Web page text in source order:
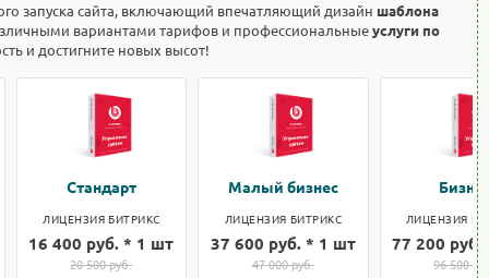
запуска сайта, включающий впечатляющий дизайн шаблона
вариантами тарифов и профессиональныеуслуги по
и достигните новых высот!
Стандарт
ЛИЦЕНЗИЯ БИТРИКС
16 400 руб. * 1 шт
20 500 руб.
Малый бизнес
ЛИЦЕНЗИЯ БИТРИКС
37 600 руб. * 1 шт
47 000 руб.
ЛИЦЕНЗИЯ
77 200 руб.
96 500